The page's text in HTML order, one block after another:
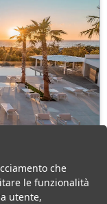
Spa
che
le funzionalità
utente,